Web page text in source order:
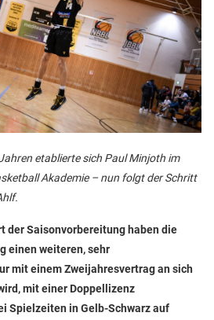
etablierte sich Paul Minjoth im
Akademie – nun folgt der Schritt
der Saisonvorbereitung haben die
einen weiteren, sehr
mit einem Zweijahresvertrag an sich
mit einer Doppellizenz
Spielzeiten in Gelb-Schwarz auf